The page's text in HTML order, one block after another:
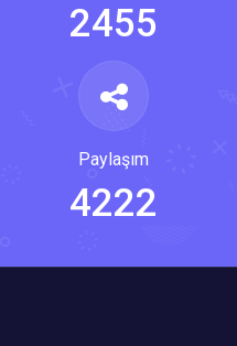
2455
Paylaşım
4222